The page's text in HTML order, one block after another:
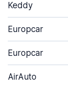
Keddy
Europcar
Europcar
AirAuto